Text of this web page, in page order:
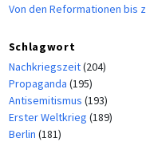
Von den Reformationen bis
Schlagwort
Nachkriegszeit(204)
Propaganda (195)
Antisemitismus (193)
Erster Weltkrieg (189)
Berlin (181)